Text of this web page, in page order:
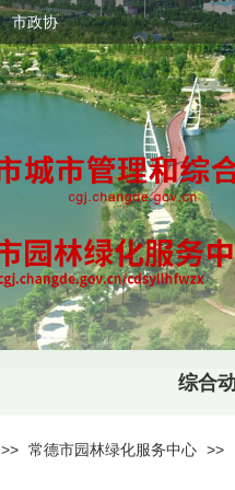
市政协
综合
>> 常德市园林绿化服务中心 >>